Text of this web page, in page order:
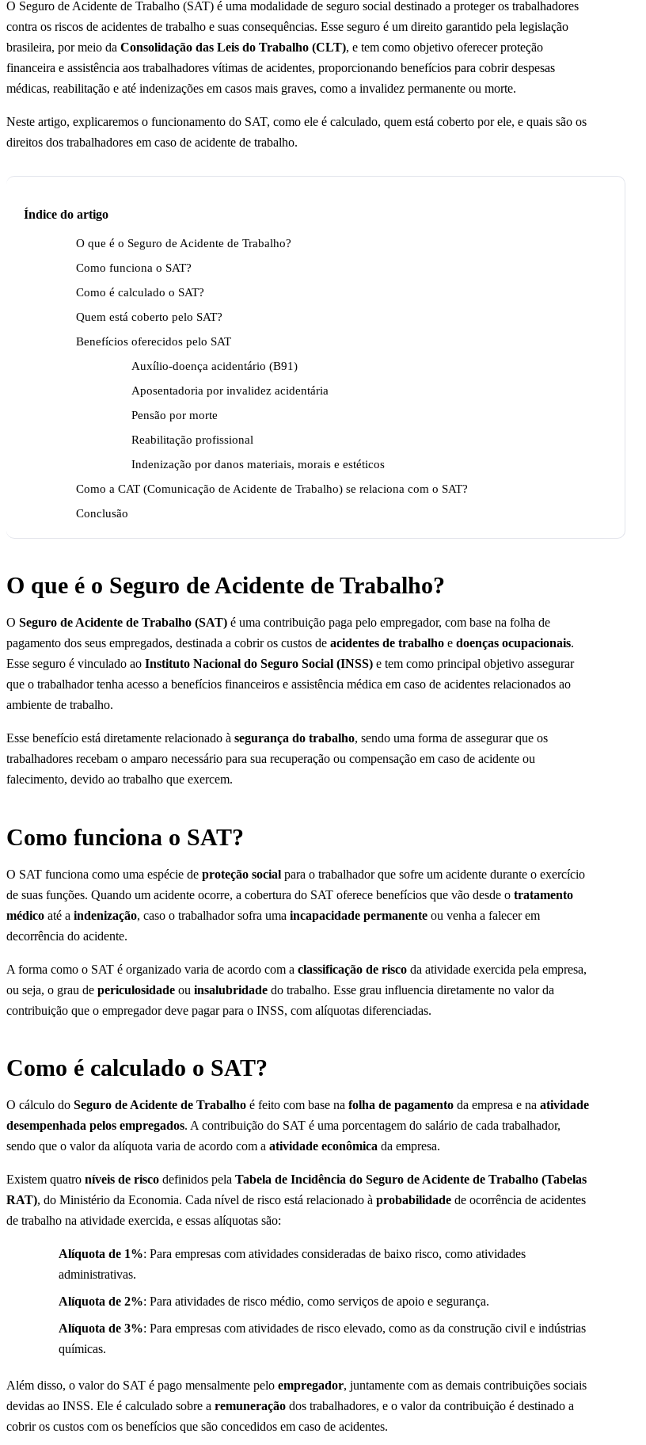
O Seguro de Acidente de Trabalho (SAT) é uma modalidade de seguro social destinado a proteger os trabalhadores
contra os riscos de acidentes de trabalho e suas consequências. Esse seguro é um direito garantido pela legislação
brasileira, por meio da Consolidação das Leis do Trabalho (CLT), e tem como objetivo oferecer proteção
financeira e assistência aos trabalhadores vítimas de acidentes, proporcionando benefícios para cobrir despesas
médicas, reabilitação e até indenizações em casos mais graves, como a invalidez permanente ou morte.
Neste artigo, explicaremos o funcionamento do SAT, como ele é calculado, quem está coberto por ele, e quais são os
direitos dos trabalhadores em caso de acidente de trabalho.
Índice do artigo
O que é o Seguro de Acidente de Trabalho?
Como funciona o SAT?
Como é calculado o SAT?
Quem está coberto pelo SAT?
Benefícios oferecidos pelo SAT
Auxílio-doença acidentário (B91)
Aposentadoria por invalidez acidentária
Pensão por morte
Reabilitação profissional
Indenização por danos materiais, morais e estéticos
Como a CAT (Comunicação de Acidente de Trabalho) se relaciona com o SAT?
Conclusão
O que é o Seguro de Acidente de Trabalho?
O Seguro de Acidente de Trabalho (SAT) é uma contribuição paga pelo empregador, com base na folha de
pagamento dos seus empregados, destinada a cobrir os custos de acidentes de trabalho e doenças ocupacionais.
Esse seguro é vinculado ao Instituto Nacional do Seguro Social (INSS) e tem como principal objetivo assegurar
que o trabalhador tenha acesso a benefícios financeiros e assistência médica em caso de acidentes relacionados ao
ambiente de trabalho.
Esse benefício está diretamente relacionado à segurança do trabalho, sendo uma forma de assegurar que os
trabalhadores recebam o amparo necessário para sua recuperação ou compensação em caso de acidente ou
falecimento, devido ao trabalho que exercem.
Como funciona o SAT?
O SAT funciona como uma espécie de proteção social para o trabalhador que sofre um acidente durante o exercício
de suas funções. Quando um acidente ocorre, a cobertura do SAT oferece benefícios que vão desde o tratamento
médico até a indenização, caso o trabalhador sofra uma incapacidade permanente ou venha a falecer em
decorrência do acidente.
A forma como o SAT é organizado varia de acordo com a classificação de risco da atividade exercida pela empresa,
ou seja, o grau de periculosidade ou insalubridade do trabalho. Esse grau influencia diretamente no valor da
contribuição que o empregador deve pagar para o INSS, com alíquotas diferenciadas.
Como é calculado o SAT?
O cálculo do Seguro de Acidente de Trabalho é feito com base na folha de pagamento da empresa e na atividade
desempenhada pelos empregados. A contribuição do SAT é uma porcentagem do salário de cada trabalhador,
sendo que o valor da alíquota varia de acordo com a atividade econômica da empresa.
Existem quatro níveis de risco definidos pela Tabela de Incidência do Seguro de Acidente de Trabalho (Tabelas
RAT), do Ministério da Economia. Cada nível de risco está relacionado à probabilidade de ocorrência de acidentes
de trabalho na atividade exercida, e essas alíquotas são:
Alíquota de 1%: Para empresas com atividades consideradas de baixo risco, como atividades
administrativas.
Alíquota de 2%: Para atividades de risco médio, como serviços de apoio e segurança.
Alíquota de 3%: Para empresas com atividades de risco elevado, como as da construção civil e indústrias
químicas.
Além disso, o valor do SAT é pago mensalmente pelo empregador, juntamente com as demais contribuições sociais
devidas ao INSS. Ele é calculado sobre a remuneração dos trabalhadores, e o valor da contribuição é destinado a
cobrir os custos com os benefícios que são concedidos em caso de acidentes.